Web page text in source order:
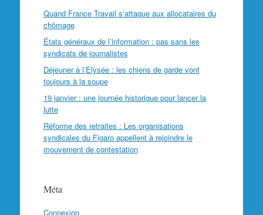
Quand France Travail s’attaque aux allocataires du
chômage
États généraux de l’information : pas sans les
syndicats de journalistes
Déjeuner à l’Elysée : les chiens de garde vont
toujours à la soupe
19 janvier : une journée historique pour lancer la
lutte
Réforme des retraites : Les organisations
syndicales du Figaro appellent à rejoindre le
mouvement de contestation
Méta
Connexion